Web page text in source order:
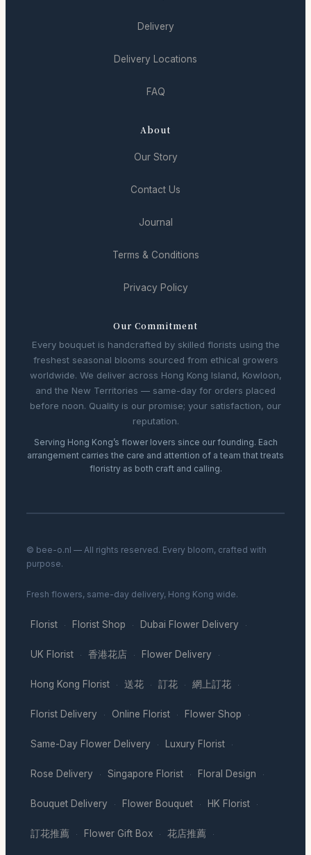
Delivery
Delivery Locations
FAQ
About
Our Story
Contact Us
Journal
Terms & Conditions
Privacy Policy
Our Commitment
Every bouquet is handcrafted by skilled florists using the
freshest seasonal blooms sourced from ethical growers
worldwide. We deliver across Hong Kong Island, Kowloon,
and the New Territories — same-day for orders placed
before noon. Quality is our promise; your satisfaction, our
reputation.
Serving Hong Kong’s flower lovers since our founding. Each
arrangement carries the care and attention of a team that treats
floristry as both craft and calling.
© bee-o.nl — All rights reserved. Every bloom, crafted with
purpose.
Fresh flowers, same-day delivery, Hong Kong wide.
Florist · Florist Shop · Dubai Flower Delivery ·
UK Florist · 香港花店 · Flower Delivery ·
Hong Kong Florist · 送花 · 訂花 · 網上訂花 ·
Florist Delivery · Online Florist · Flower Shop ·
Same-Day Flower Delivery · Luxury Florist ·
Rose Delivery · Singapore Florist · Floral Design ·
Bouquet Delivery · Flower Bouquet · HK Florist ·
訂花推薦 · Flower Gift Box · 花店推薦 ·